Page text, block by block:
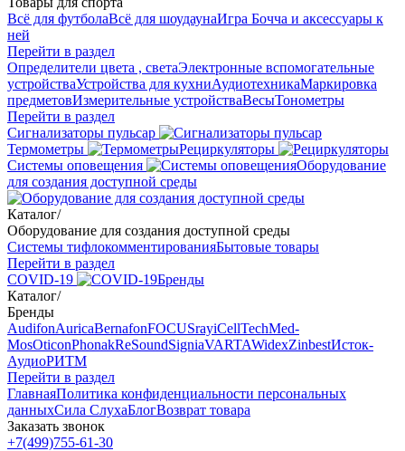
Всё для футболаВсё для шоудаунаИгра Бочча и аксессуары к
ней
Перейти в раздел
Определители цвета , светаЭлектронные вспомогательные
устройстваУстройства для кухниАудиотехникаМаркировка
предметовИзмерительные устройстваВесыТонометры
Перейти в раздел
Сигнализаторы пульсар
Термометры
Рециркуляторы
Cистемы оповещения
Оборудование
для создания доступной среды
Каталог/
Оборудование для создания доступной среды
Системы тифлокомментированияБытовые товары
Перейти в раздел
COVID-19
Бренды
Каталог/
Бренды
AudifonAuricaBernafonFOCUSrayiCellTechMed-
MosOticonPhonakReSoundSigniaVARTAWidexZinbestИсток-
АудиоРИТМ
Перейти в раздел
ГлавнаяПолитика конфиденциальности персональных
данныхСила СлухаБлогВозврат товара
Заказать звонок
+7(499)755-61-30